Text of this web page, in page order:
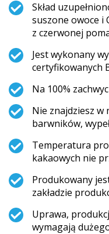
Skład
suszone owoce i
z czerwonej
Jest wykonany
certyfikowanych
Na 100%
Nie znajdziesz w
barwników,
Temperatura
kakaowych nie
Produkowany
zakładzie
Uprawa,
wymagają